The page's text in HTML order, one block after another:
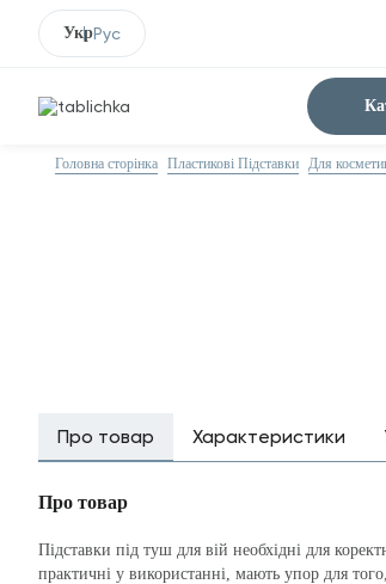
УкрРус
Головна сторінка Пластикові Підставки Для
Про товар Характеристики
Про товар
Підставки під туш для вій необхідні для
практичні у використанні, мають упор для